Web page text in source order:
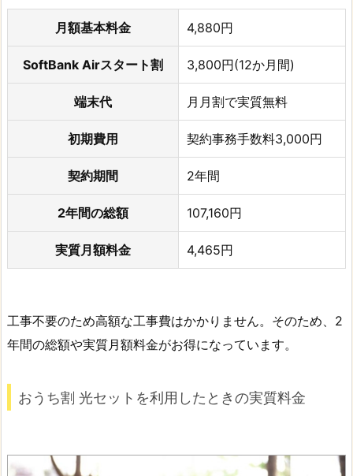
月額基本料金 4,880円
SoftBank Airスタート割 3,800円(12か月間)
端末代 月月割で実質無料
初期費用 契約事務手数料3,000円
契約期間 2年間
2年間の総額 107,160円
実質月額料金 4,465円
工事不要のため高額な工事費はかかりません。そのため、2
年間の総額や実質月額料金がお得になっています。
おうち割 光セットを利用したときの実質料金